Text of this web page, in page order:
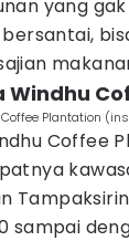
yang
Windhu
Plantation
Coffee
sampai